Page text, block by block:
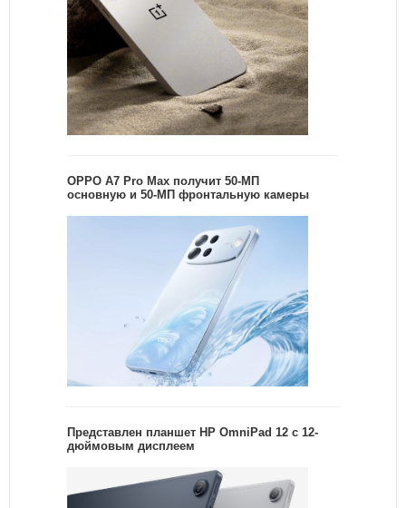
OPPO A7 Pro Max получит 50-МП
основную и 50-МП фронтальную камеры
Представлен планшет HP OmniPad 12 с 12-
дюймовым дисплеем